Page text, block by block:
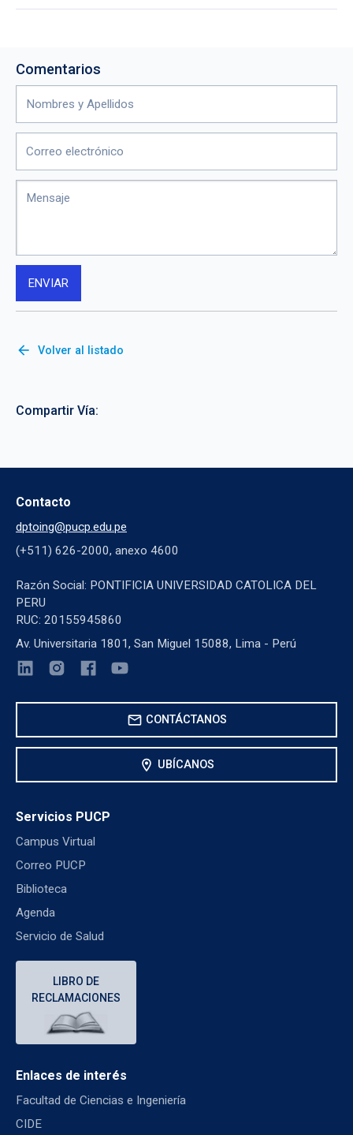
Comentarios
arrow_back Volver al listado
Compartir Vía:
Contacto
dptoing@pucp.edu.pe
(+511) 626-2000, anexo 4600
Razón Social: PONTIFICIA UNIVERSIDAD CATOLICA DEL
PERU
RUC: 20155945860
Av. Universitaria 1801, San Miguel 15088, Lima - Perú
mail CONTÁCTANOS
location_on UBÍCANOS
Servicios PUCP
Campus Virtual
Correo PUCP
Biblioteca
Agenda
Servicio de Salud
LIBRO DE
RECLAMACIONES
Enlaces de interés
Facultad de Ciencias e Ingeniería
CIDE